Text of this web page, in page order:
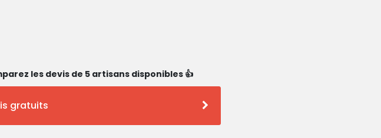
les devis de 5 artisans disponibles 👍
gratuits